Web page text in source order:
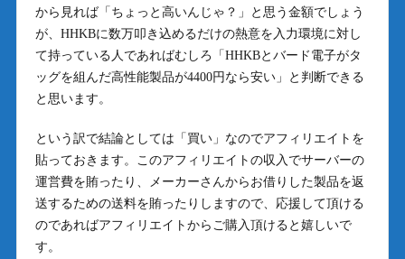
から見れば「ちょっと高いんじゃ？」と思う金額でしょう
が、HHKBに数万叩き込めるだけの熱意を入力環境に対し
て持っている人であればむしろ「HHKBとバード電子がタ
ッグを組んだ高性能製品が4400円なら安い」と判断できる
と思います。
という訳で結論としては「買い」なのでアフィリエイトを
貼っておきます。このアフィリエイトの収入でサーバーの
運営費を賄ったり、メーカーさんからお借りした製品を返
送するための送料を賄ったりしますので、応援して頂ける
のであればアフィリエイトからご購入頂けると嬉しいで
す。